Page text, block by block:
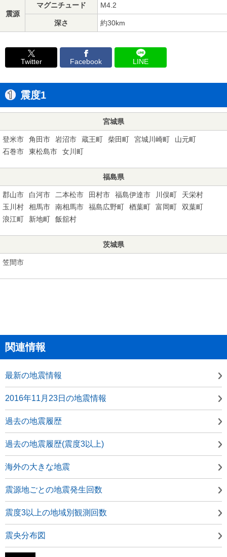
震源
マグニチュード M4.2
深さ 約30km
Twitter Facebook LINE
震度1
宮城県
登米市 角田市 岩沼市 蔵王町 柴田町 宮城川崎町
山元町
石巻市
東松島市 女川町
福島県
郡山市 白河市 二本松市 田村市 福島伊達市 川俣町
天栄村
玉川村
相馬市 南相馬市 福島広野町 楢葉町 富岡町
双葉町
浪江町
新地町 飯舘村
茨城県
笠間市
関連情報
最新の地震情報
2016年11月23日の地震情報
過去の地震履歴
過去の地震履歴(震度3以上)
海外の大きな地震
震源地ごとの地震発生回数
震度3以上の地域別観測回数
震央分布図